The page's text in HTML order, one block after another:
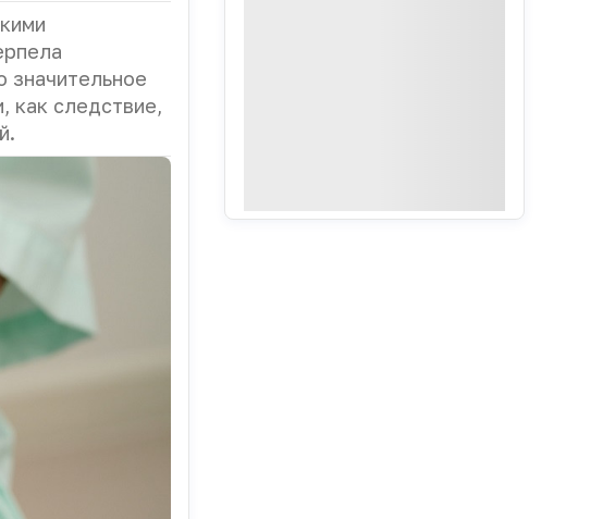
значительное
как следствие,